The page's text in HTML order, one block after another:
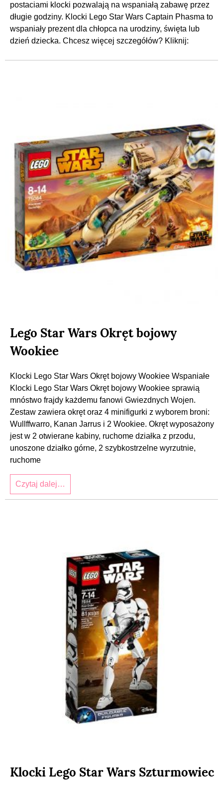
postaciami klocki pozwalają na wspaniałą zabawę przez
długie godziny. Klocki Lego Star Wars Captain Phasma to
wspaniały prezent dla chłopca na urodziny, święta lub
dzień dziecka. Chcesz więcej szczegółów? Kliknij:
Lego Star Wars Okręt bojowy
Wookiee
Klocki Lego Star Wars Okręt bojowy Wookiee Wspaniałe
Klocki Lego Star Wars Okręt bojowy Wookiee sprawią
mnóstwo frajdy każdemu fanowi Gwiezdnych Wojen.
Zestaw zawiera okręt oraz 4 minifigurki z wyborem broni:
Wullffwarro, Kanan Jarrus i 2 Wookiee. Okręt wyposażony
jest w 2 otwierane kabiny, ruchome działka z przodu,
unoszone działko górne, 2 szybkostrzelne wyrzutnie,
ruchome
Czytaj dalej…
Klocki Lego Star Wars Szturmowiec